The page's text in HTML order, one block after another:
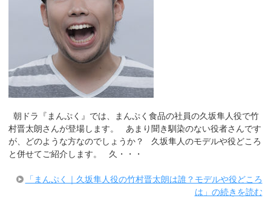
朝ドラ『まんぷく』では、まんぷく食品の社員の久坂隼人役で竹
村晋太朗さんが登場します。 あまり聞き馴染のない役者さんです
が、どのような方なのでしょうか？ 久坂隼人のモデルや役どころ
と併せてご紹介します。 久・・・
「まんぷく｜久坂隼人役の竹村晋太朗は誰？モデルや役どころ
は」の続きを読む